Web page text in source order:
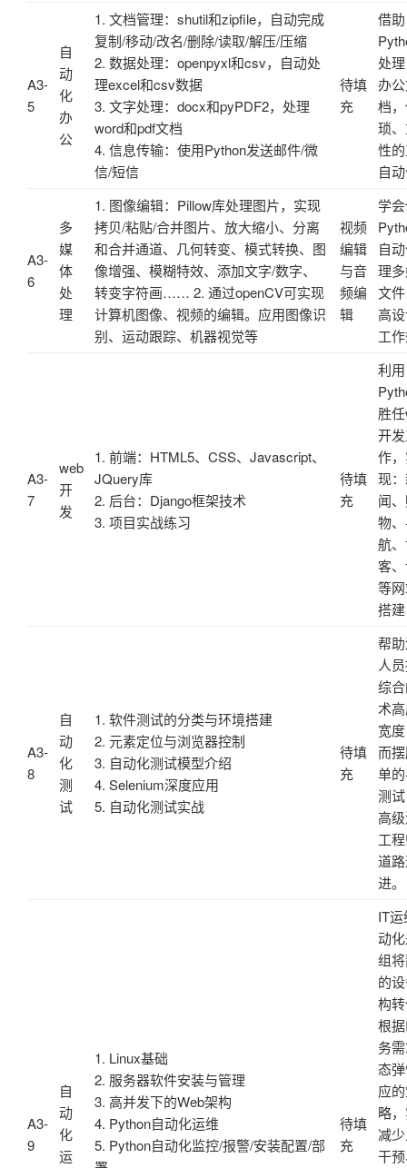
A3-
5
自
动
化
办
公
1. 文档管理：shutil和zipfile，自动完成
复制/移动/改名/删除/读取/解压/压缩
2. 数据处理：openpyxl和csv，自动处
理excel和csv数据
3. 文字处理：docx和pyPDF2，处理
word和pdf文档
4. 信息传输：使用Python发送邮件/微
信/短信
待填
充
借助
处
办
档
琐
性
自
A3-
6
多
媒
体
处
理
1. 图像编辑：Pillow库处理图片，实现
拷贝/粘贴/合并图片、放大缩小、分离
和合并通道、几何转变、模式转换、图
像增强、模糊特效、添加文字/数字、
转变字符画…… 2. 通过openCV可实现
计算机图像、视频的编辑。应用图像识
别、运动跟踪、机器视觉等
视频
编辑
与音
频编
辑
学
自
理
文
高
工
A3-
7
web
开
发
1. 前端：HTML5、CSS、Javascript、
JQuery库
2. 后台：Django框架技术
3. 项目实战练习
待填
充
利用
胜
开
作
现
闻
物
航
客
等
搭建
A3-
8
自
动
化
测
试
1. 软件测试的分类与环境搭建
2. 元素定位与浏览器控制
3. 自动化测试模型介绍
4. Selenium深度应用
5. 自动化测试实战
待填
充
帮
人
综
术
宽
而
单
测
高
工
道
进。
A3-
9
自
动
化
运
1. Linux基础
2. 服务器软件安装与管理
3. 高并发下的Web架构
4. Python自动化运维
5. Python自动化监控/报警/安装配置/部
待填
充
IT
动
组
的
构
根
务
态
应
略
减
干